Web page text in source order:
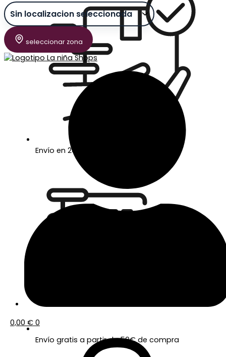
seleccionar zona
0,00 € 0
Envío en 24/48 horas laborables
Envío gratis a partir de 50€ de compra